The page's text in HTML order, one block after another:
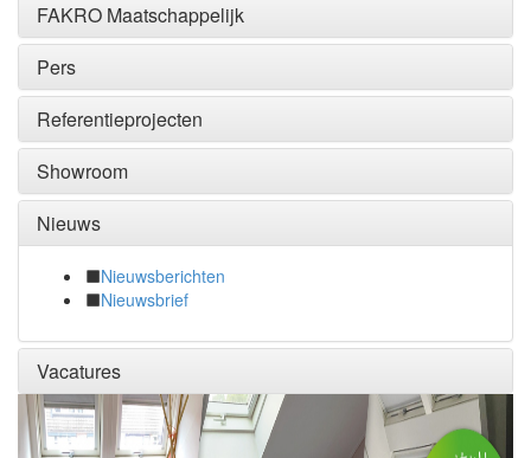
FAKRO Maatschappelijk
Pers
Referentieprojecten
Showroom
Nieuws
Nieuwsberichten
Nieuwsbrief
Vacatures